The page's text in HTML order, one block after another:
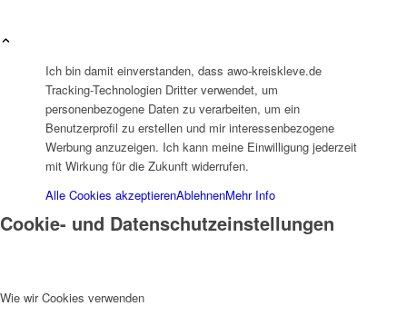
PKD
Ich bin damit einverstanden, dass awo-kreiskleve.de
Tracking-Technologien Dritter verwendet, um
personenbezogene Daten zu verarbeiten, um ein
Benutzerprofil zu erstellen und mir interessenbezogene
Werbung anzuzeigen. Ich kann meine Einwilligung jederzeit
mit Wirkung für die Zukunft widerrufen.
Alle Cookies akzeptierenAblehnenMehr Info
Cookie- und Datenschutzeinstellungen
Wie wir Cookies verwenden